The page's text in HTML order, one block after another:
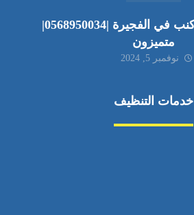
شركة تنظيف كنب في الفجيرة |0568950034|
متميزون
نوفمبر 5, 2024
خدمات التنظيف